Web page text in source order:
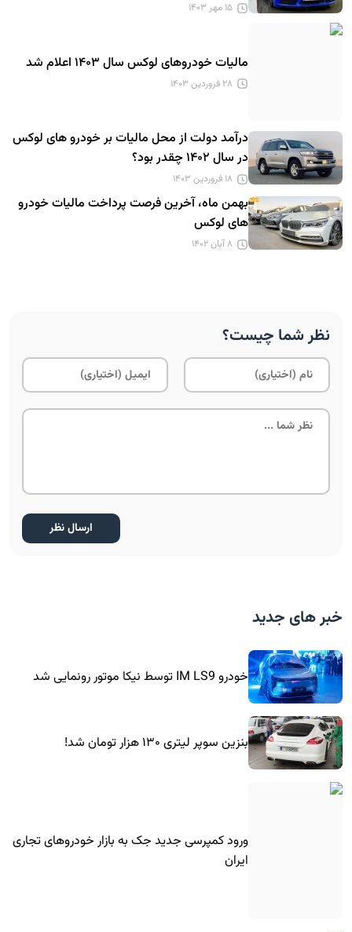
۱۵ مهر ۱۴۰۳
مالیات خودروهای لوکس سال ۱۴۰۳ اعلام شد
۲۸ فروردین ۱۴۰۳
درآمد دولت از محل مالیات بر خودرو های لوکس
در سال ۱۴۰۲ چقدر بود؟
۱۸ فروردین ۱۴۰۳
بهمن ماه، آخرین فرصت پرداخت مالیات خودرو
های لوکس
۸ آبان ۱۴۰۲
نظر شما چیست؟
خبر های جدید
خودرو IM LS9 توسط نیکا موتور رونمایی شد
بنزین سوپر لیتری ۱۳۰ هزار تومان شد!
ورود کمپرسی جدید جک به بازار خودروهای تجاری
ایران